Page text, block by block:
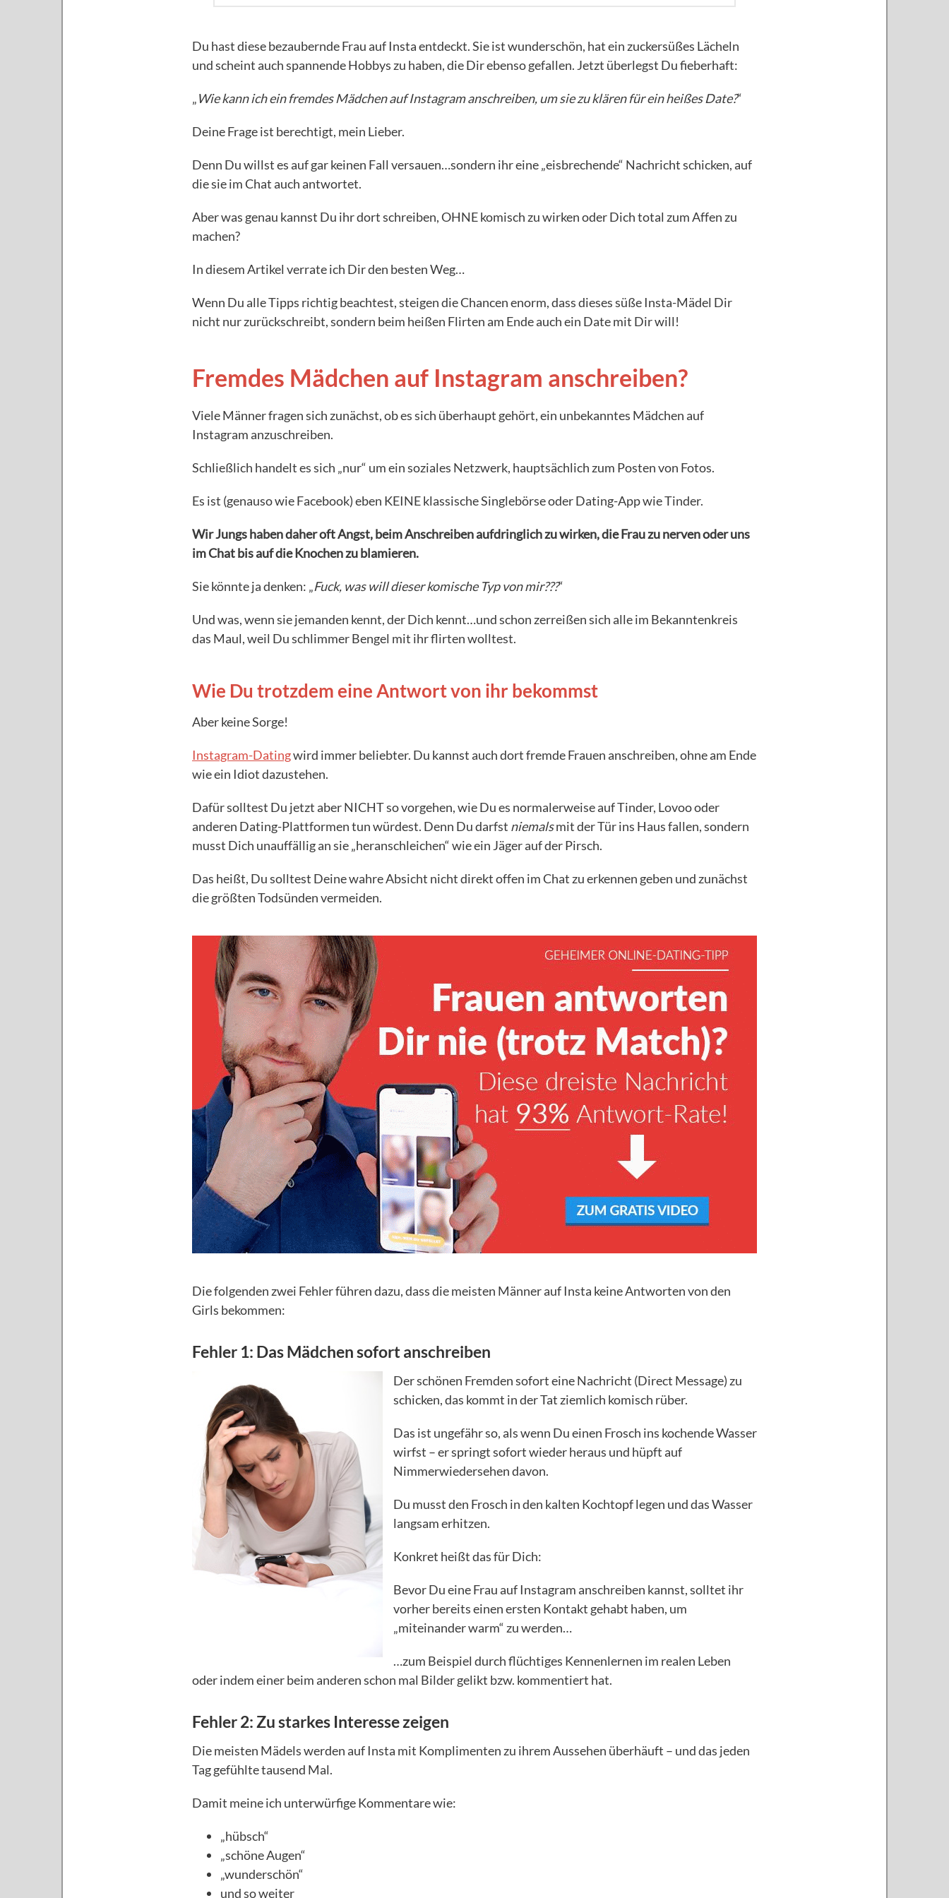
Du hast diese bezaubernde Frau auf Insta entdeckt. Sie ist wunderschön, hat ein zuckersüßes Lächeln
und scheint auch spannende Hobbys zu haben, die Dir ebenso gefallen. Jetzt überlegst Du fieberhaft:
„Wie kann ich ein fremdes Mädchen auf Instagram anschreiben, um sie zu klären für ein heißes Date?“
Deine Frage ist berechtigt, mein Lieber.
Denn Du willst es auf gar keinen Fall versauen…sondern ihr eine „eisbrechende“ Nachricht schicken, auf
die sie im Chat auch antwortet.
Aber was genau kannst Du ihr dort schreiben, OHNE komisch zu wirken oder Dich total zum Affen zu
machen?
In diesem Artikel verrate ich Dir den besten Weg…
Wenn Du alle Tipps richtig beachtest, steigen die Chancen enorm, dass dieses süße Insta-Mädel Dir
nicht nur zurückschreibt, sondern beim heißen Flirten am Ende auch ein Date mit Dir will!
Fremdes Mädchen auf Instagram anschreiben?
Viele Männer fragen sich zunächst, ob es sich überhaupt gehört, ein unbekanntes Mädchen auf
Instagram anzuschreiben.
Schließlich handelt es sich „nur“ um ein soziales Netzwerk, hauptsächlich zum Posten von Fotos.
Es ist (genauso wie Facebook) eben KEINE klassische Singlebörse oder Dating-App wie Tinder.
Wir Jungs haben daher oft Angst, beim Anschreiben aufdringlich zu wirken, die Frau zu nerven oder uns
im Chat bis auf die Knochen zu blamieren.
Sie könnte ja denken: „Fuck, was will dieser komische Typ von mir???“
Und was, wenn sie jemanden kennt, der Dich kennt…und schon zerreißen sich alle im Bekanntenkreis
das Maul, weil Du schlimmer Bengel mit ihr flirten wolltest.
Wie Du trotzdem eine Antwort von ihr bekommst
Aber keine Sorge!
Instagram-Datingwird immer beliebter. Du kannst auch dort fremde Frauen anschreiben, ohne am Ende
wie ein Idiot dazustehen.
Dafür solltest Du jetzt aber NICHT so vorgehen, wie Du es normalerweise auf Tinder, Lovoo oder
anderen Dating-Plattformen tun würdest. Denn Du darfst niemalsmit der Tür ins Haus fallen, sondern
musst Dich unauffällig an sie „heranschleichen“ wie ein Jäger auf der Pirsch.
Das heißt, Du solltest Deine wahre Absicht nicht direkt offen im Chat zu erkennen geben und zunächst
die größten Todsünden vermeiden.
Die folgenden zwei Fehler führen dazu, dass die meisten Männer auf Insta keine Antworten von den
Girls bekommen:
Fehler 1: Das Mädchen sofort anschreiben
Der schönen Fremden sofort eine Nachricht (Direct Message) zu
schicken, das kommt in der Tat ziemlich komisch rüber.
Das ist ungefähr so, als wenn Du einen Frosch ins kochende Wasser
wirfst – er springt sofort wieder heraus und hüpft auf
Nimmerwiedersehen davon.
Du musst den Frosch in den kalten Kochtopf legen und das Wasser
langsam erhitzen.
Konkret heißt das für Dich:
Bevor Du eine Frau auf Instagram anschreiben kannst, solltet ihr
vorher bereits einen ersten Kontakt gehabt haben, um
„miteinander warm“ zu werden…
…zum Beispiel durch flüchtiges Kennenlernen im realen Leben
oder indem einer beim anderen schon mal Bilder gelikt bzw. kommentiert hat.
Fehler 2: Zu starkes Interesse zeigen
Die meisten Mädels werden auf Insta mit Komplimenten zu ihrem Aussehen überhäuft – und das jeden
Tag gefühlte tausend Mal.
Damit meine ich unterwürfige Kommentare wie:
„hübsch“
„schöne Augen“
„wunderschön“
und so weiter